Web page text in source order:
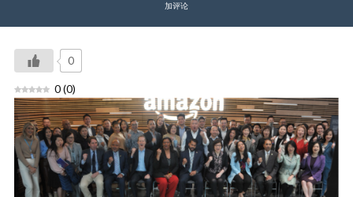
加评论
0
0(0)